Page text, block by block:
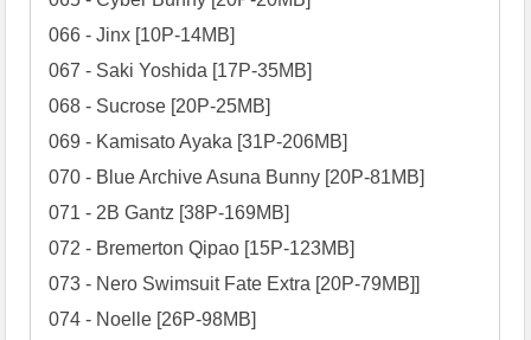
066 - Jinx [10P-14MB]
067 - Saki Yoshida [17P-35MB]
068 - Sucrose [20P-25MB]
069 - Kamisato Ayaka [31P-206MB]
070 - Blue Archive Asuna Bunny [20P-81MB]
071 - 2B Gantz [38P-169MB]
072 - Bremerton Qipao [15P-123MB]
073 - Nero Swimsuit Fate Extra [20P-79MB]]
074 - Noelle [26P-98MB]